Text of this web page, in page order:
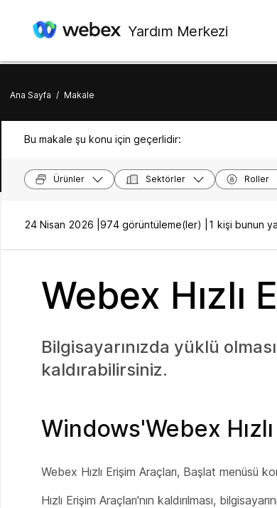
Yardım Merkezi
Ana Sayfa / Makale
Bu makale şu konu için geçerlidir:
Ürünler Sektörler Roller
24 Nisan 2026 | 974 görüntüleme(ler) | 1 kişi bunun
Webex Hızlı
Bilgisayarınızda yüklü
kaldırabilirsiniz.
Windows'Webex
Webex Hızlı Erişim Araçları, Başlat menüsü
Hızlı Erişim Araçları'nın kaldırılması,